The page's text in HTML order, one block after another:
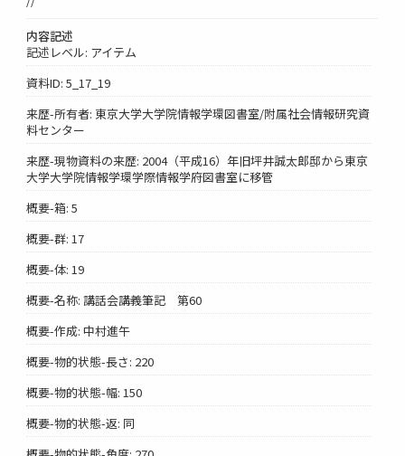
内容記述
記述レベル: アイテム
資料ID: 5_17_19
来歴-所有者: 東京大学大学院情報学環図書室/附属社会情報研究資
料センター
来歴-現物資料の来歴: 2004（平成16）年旧坪井誠太郎邸から東京
大学大学院情報学環学際情報学府図書室に移管
概要-箱: 5
概要-群: 17
概要-体: 19
概要-名称: 講話会講義筆記 第60
概要-作成: 中村進午
概要-物的状態-長さ: 220
概要-物的状態-幅: 150
概要-物的状態-返: 同